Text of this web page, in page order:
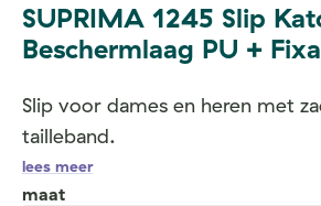
SUPRIMA 1245 Slip
Beschermlaag PU +
Slip voor dames en heren met
tailleband.
lees meer
maat